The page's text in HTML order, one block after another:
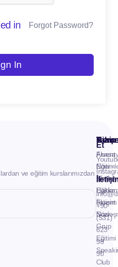
in Forgot Password?
In
ve eğitim kurslarımızdan
İletişim
Fluent
Now -
Birebir
Eğitim
Fluent
Now -
Grup
Eğitimi
Club
Takip
Et
+90
(531)
623
98
90